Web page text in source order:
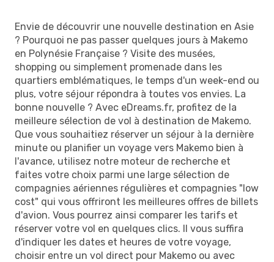
Envie de découvrir une nouvelle destination en Asie
? Pourquoi ne pas passer quelques jours à Makemo
en Polynésie Française ? Visite des musées,
shopping ou simplement promenade dans les
quartiers emblématiques, le temps d'un week-end ou
plus, votre séjour répondra à toutes vos envies. La
bonne nouvelle ? Avec eDreams.fr, profitez de la
meilleure sélection de vol à destination de Makemo.
Que vous souhaitiez réserver un séjour à la dernière
minute ou planifier un voyage vers Makemo bien à
l'avance, utilisez notre moteur de recherche et
faites votre choix parmi une large sélection de
compagnies aériennes régulières et compagnies "low
cost" qui vous offriront les meilleures offres de billets
d'avion. Vous pourrez ainsi comparer les tarifs et
réserver votre vol en quelques clics. Il vous suffira
d'indiquer les dates et heures de votre voyage,
choisir entre un vol direct pour Makemo ou avec